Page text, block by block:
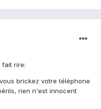
rire:
brickez votre téléphone
rien n'est innocent